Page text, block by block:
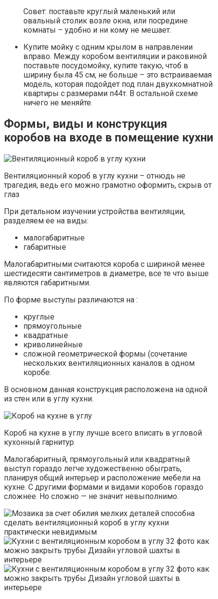
Совет: поставьте круглый маленький или
овальный столик возле окна, или посредине
комнаты – удобно и ни кому не мешает.
Купите мойку с одним крылом в направлении
вправо. Между коробом вентиляции и раковиной
поставьте посудомойку, купите такую, чтоб в
ширину была 45 см, не больше – это встраиваемая
модель, которая подойдет под план двухкомнатной
квартиры с размерами п44т. В остальной схеме
ничего не меняйте.
Формы, виды и конструкция
коробов на входе в помещение кухни
Вентиляционный короб в углу кухни – отнюдь не
трагедия, ведь его можно грамотно оформить, скрыв от
глаз
При детальном изучении устройства вентиляции,
разделяем ее на виды:
малогабаритные
габаритные
Малогабаритными считаются короба с шириной менее
шестидесяти сантиметров в диаметре, все те что выше
являются габаритными.
По форме выступы различаются на :
круглые
прямоугольные
квадратные
криволинейные
сложной геометрической формы (сочетание
нескольких вентиляционных каналов в одном
коробе.
В основном данная конструкция расположена на одной
из стен или в углу кухни.
Короб на кухне в углу лучше всего вписать в угловой
кухонный гарнитур
Малогабаритный, прямоугольный или квадратный
выступ гораздо легче художественно обыграть,
планируя общий интерьер и расположение мебели на
кухне. С другими формами и видами коробов гораздо
сложнее. Но сложно — не значит невыполнимо.